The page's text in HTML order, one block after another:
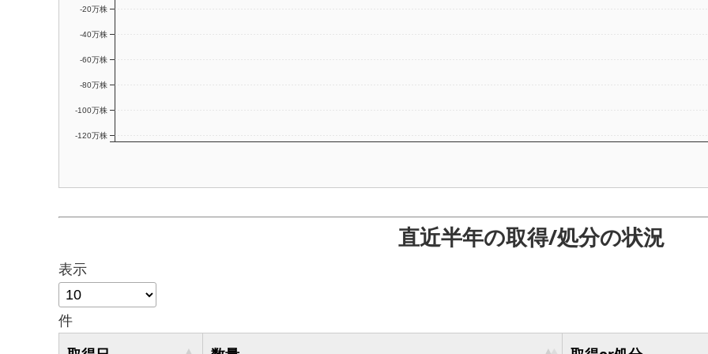
-120万株
-100万株
-80万株
-60万株
-40万株
-20万株
直近半年の取得/処分の状況
表示
件